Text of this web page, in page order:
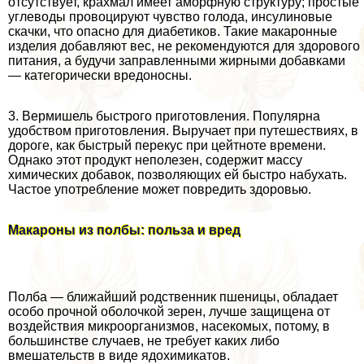
углеводы провоцируют чувство голода, инсулиновые
скачки, что опасно для диабетиков. Такие макаронные
изделия добавляют вес, не рекомендуются для здорового
питания, а будучи заправленными жирными добавками
— категорически вредоносны.
3. Вермишель быстрого приготовления. Популярна
удобством приготовления. Выручает при путешествиях, в
дороге, как быстрый перекус при цейтноте времени.
Однако этот продукт неполезен, содержит массу
химических добавок, позволяющих ей быстро набухать.
Частое употрeбление может повредить здоровью.
Макароны из полбы: польза и вред
Полба — ближайший родственник пшеницы, обладает
особо прочной оболочкой зерен, лучше защищена от
воздействия микроорганизмов, насекомых, потому, в
большинстве случаев, не требует каких либо
вмешательств в виде ядохимикатов.